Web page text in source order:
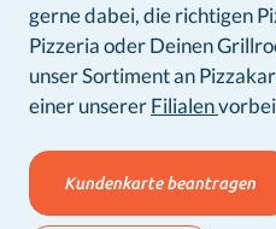
gerne dabei, die richtigen
Pizzeria oder Deinen
unser Sortiment an
einer unsererFilialen
Kundenkarte beantragen